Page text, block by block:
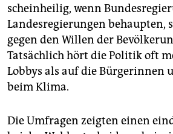
scheinheilig, wenn
Landesregierungen behaupten,
gegen den Willen der
Tatsächlich hört die Politik oft
Lobbys als auf die Bürgerinnen
beim Klima.
Die Umfragen zeigten einen